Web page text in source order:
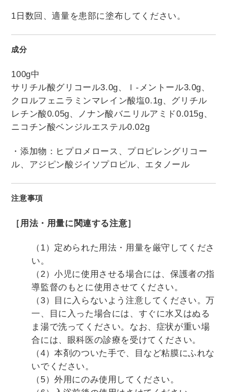
1日数回、適量を患部に塗布してください。
成分
100g中
サリチル酸グリコール3.0g、ｌ-メントール3.0g、
クロルフェニラミンマレイン酸塩0.1g、グリチル
レチン酸0.05g、ノナン酸バニリルアミド0.015g、
ニコチン酸ベンジルエステル0.02g
・添加物：ヒプロメロース、プロピレングリコー
ル、アジピン酸ジイソプロピル、エタノール
注意事項
［用法・用量に関連する注意］
（1）定められた用法・用量を厳守してくださ
い。
（2）小児に使用させる場合には、保護者の指
導監督のもとに使用させてください。
（3）目に入らないよう注意してください。万
一、目に入った場合には、すぐに水又はぬる
ま湯で洗ってください。なお、症状が重い場
合には、眼科医の診療を受けてください。
（4）本剤のついた手で、目など粘膜にふれな
いでください。
（5）外用にのみ使用してください。